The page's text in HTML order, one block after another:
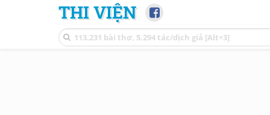
THI VIỆN